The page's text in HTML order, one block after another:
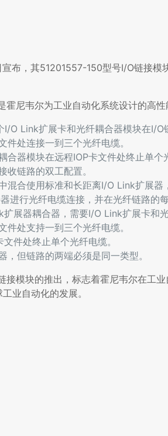
布，其51201557-150型号I/O链接模
尼韦尔为工业自动化系统设计的高
I/O Link扩展卡和光纤耦合器模块在I/
件处连接一到三个光纤电缆。
合器模块在远程IOP卡文件处终止单个
收链路的双工配置。
混合使用标准和长距离I/O Link扩展器
进行光纤电缆连接，并在光纤链路的
扩展器耦合器，需要I/O Link扩展卡和
件处支持一到三个光纤电缆。
文件处终止单个光纤电缆。
，但链路的两端必须是同一类型。
模块的推出，标志着霍尼韦尔在工
业自动化的发展。